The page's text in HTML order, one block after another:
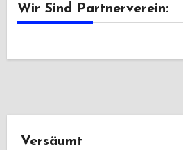
Wir Sind Partnerverein:
Versäumt